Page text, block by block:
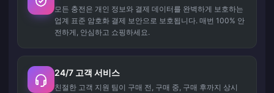
모든 충전은 개인 정보와 결제 데이터를 완벽하게 보호하는
업계 표준 암호화 결제 보안으로 보호됩니다. 매번 100% 안
전하게, 안심하고 쇼핑하세요.
24/7 고객 서비스
친절한 고객 지원 팀이 구매 전, 구매 중, 구매 후까지 상시